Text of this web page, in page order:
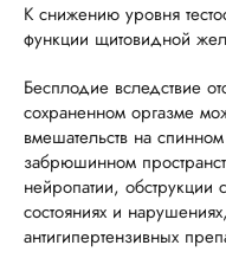
К снижению уровня
функции щитовидной
Бесплодие вследствие
сохраненном оргазме
вмешательств на
забрюшинном
нейропатии,
состояниях и
антигипертензивных